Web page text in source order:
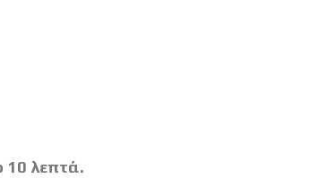
10 λεπτά.